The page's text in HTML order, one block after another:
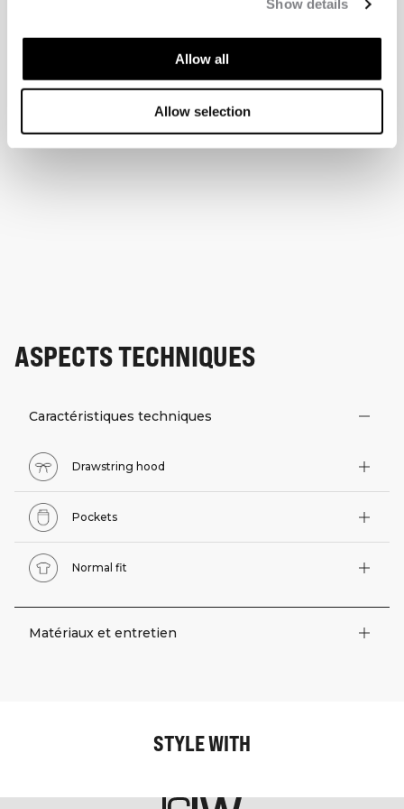
Show details
Allow all
Allow selection
ASPECTS TECHNIQUES
Caractéristiques techniques
Drawstring hood
Pockets
Normal fit
Matériaux et entretien
STYLE WITH